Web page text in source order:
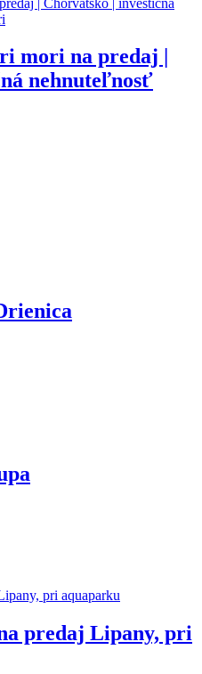
mori na predaj |
nehnuteľnosť
predaj Lipany, pri